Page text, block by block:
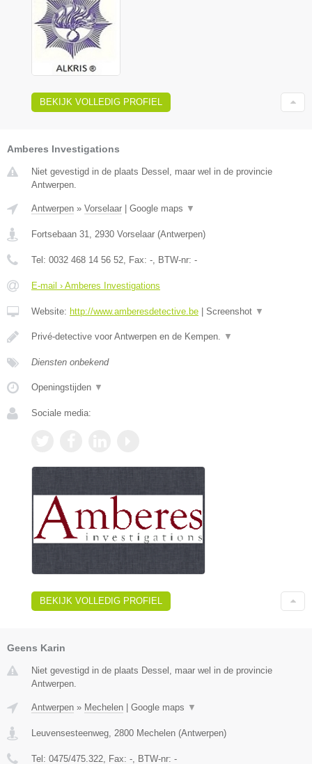
BEKIJK VOLLEDIG PROFIEL
Amberes Investigations
Niet gevestigd in de plaats Dessel, maar wel in de provincie
Antwerpen.
Antwerpen » Vorselaar | Google maps ▼
Fortsebaan 31 2930 Vorselaar (Antwerpen)
Tel: 0032 468 14 56 52 , Fax: - , BTW-nr: -
E-mail › Amberes Investigations
Website: http://www.amberesdetective.be | Screenshot ▼
Privé-detective voor Antwerpen en de Kempen. ▼
Diensten onbekend
Openingstijden ▼
Sociale media:
BEKIJK VOLLEDIG PROFIEL
Geens Karin
Niet gevestigd in de plaats Dessel, maar wel in de provincie
Antwerpen.
Antwerpen » Mechelen Google maps ▼
Leuvensesteenweg, 2800 Mechelen (Antwerpen)
Tel: 0475/475.322, Fax: -, BTW-nr: -